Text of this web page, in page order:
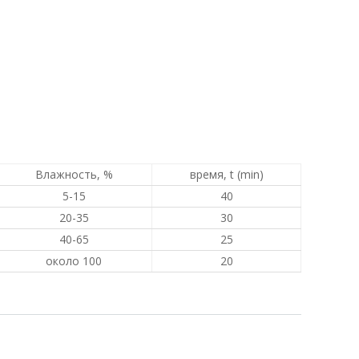
Влажность, %
время, t (min)
5-15
40
20-35
30
40-65
25
около 100
20